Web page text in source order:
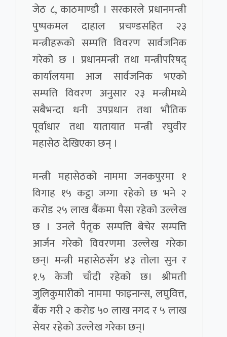
जेठ ८, काठमाण्डौ । सरकारले प्रधानमन्त्री
पुष्पकमल दाहाल प्रचण्डसहित २३
मन्त्रीहरूको सम्पत्ति विवरण सार्वजनिक
गरेको छ । प्रधानमन्त्री तथा मन्त्रीपरिषद्
कार्यालयमा आज सार्वजनिक भएको
सम्पत्ति विवरण अनुसार २३ मन्त्रीमध्ये
सबैभन्दा धनी उपप्रधान तथा भौतिक
पूर्वाधार तथा यातायात मन्त्री रघुवीर
महासेठ देखिएका छन् ।
मन्त्री महासेठको नाममा जनकपुरमा १
विगाह १५ कट्ठा जग्गा रहेको छ भने २
करोड २५ लाख बैंकमा पैसा रहेको उल्लेख
छ । उनले पैतृक सम्पत्ति बेचेर सम्पत्ति
आर्जन गरेको विवरणमा उल्लेख गरेका
छन्। मन्त्री महासेठसँग ४३ तोला सुन र
१.५ केजी चाँदी रहेको छ। श्रीमती
जुलिकुमारीको नाममा फाइनान्स, लघुवित्त,
बैंक गरी २ करोड ५० लाख नगद र ५ लाख
सेयर रहेको उल्लेख गरेका छन्।